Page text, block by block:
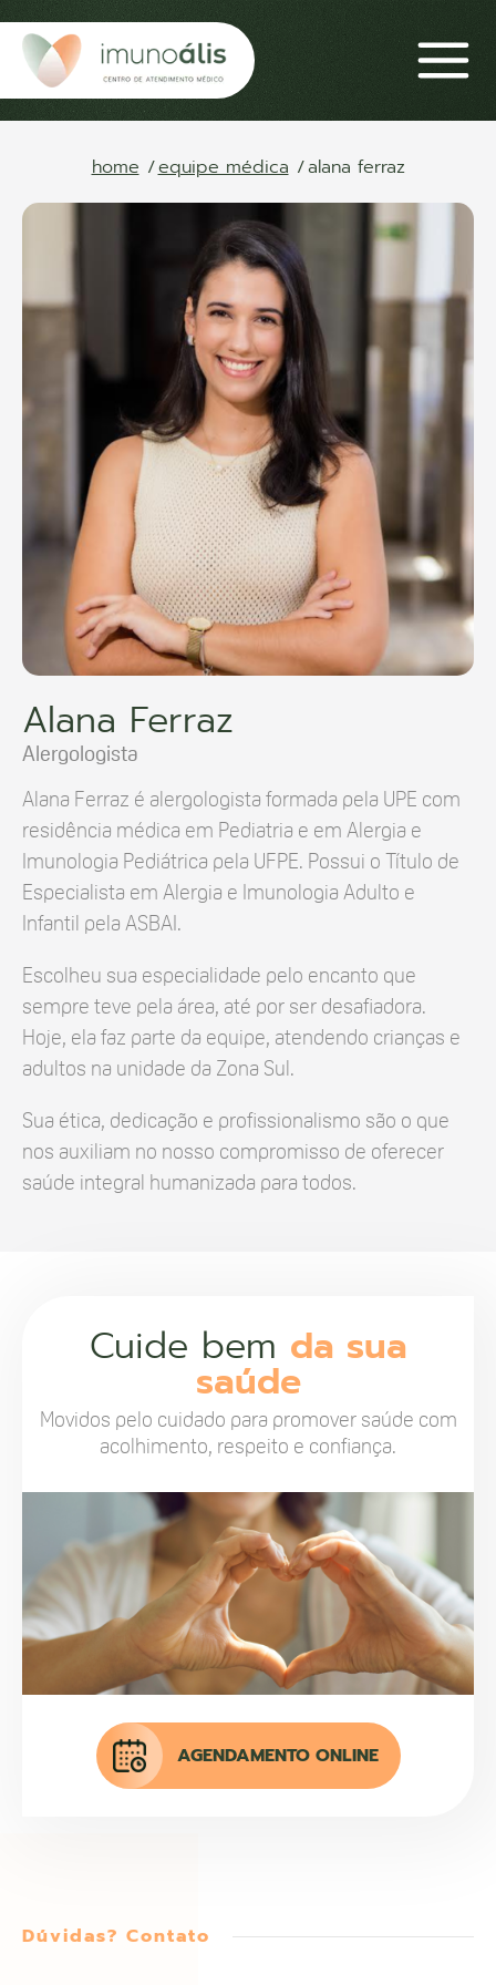
home equipe médica alana ferraz
Alana Ferraz
Alergologista
Alana Ferraz é alergologista formada pela UPE com
residência médica em Pediatria e em Alergia e
Imunologia Pediátrica pela UFPE. Possui o Título de
Especialista em Alergia e Imunologia Adulto e
Infantil pela ASBAI.
Escolheu sua especialidade pelo encanto que
sempre teve pela área, até por ser desafiadora.
Hoje, ela faz parte da equipe, atendendo crianças e
adultos na unidade da Zona Sul.
Sua ética, dedicação e profissionalismo são o que
nos auxiliam no nosso compromisso de oferecer
saúde integral humanizada para todos.
Cuide bem da sua
saúde
Movidos pelo cuidado para promover saúde com
acolhimento, respeito e confiança.
AGENDAMENTO ONLINE
Dúvidas? Contato